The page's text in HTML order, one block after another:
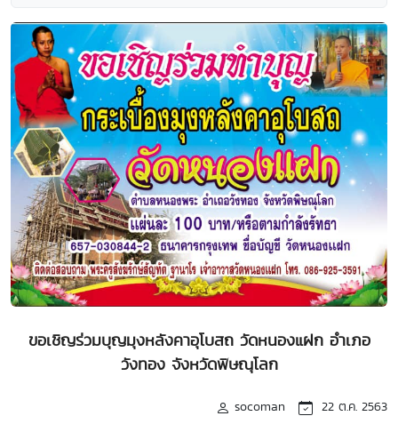
ขอเชิญร่วมบุญมุงหลังคาอุโบสถ วัดหนองแฝก อำเภอ
วังทอง จังหวัดพิษณุโลก
socoman 22 ต.ค. 2563